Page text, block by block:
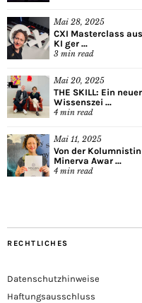
Mai 28, 2025
CXI Masterclass
KI ger ...
3 min read
Mai 20, 2025
THE SKILL: Ein
Wissenszei ...
4 min read
Mai 11, 2025
Von der
Minerva Awar ...
4 min read
RECHTLICHES
Datenschutzhinweise
Haftungsausschluss